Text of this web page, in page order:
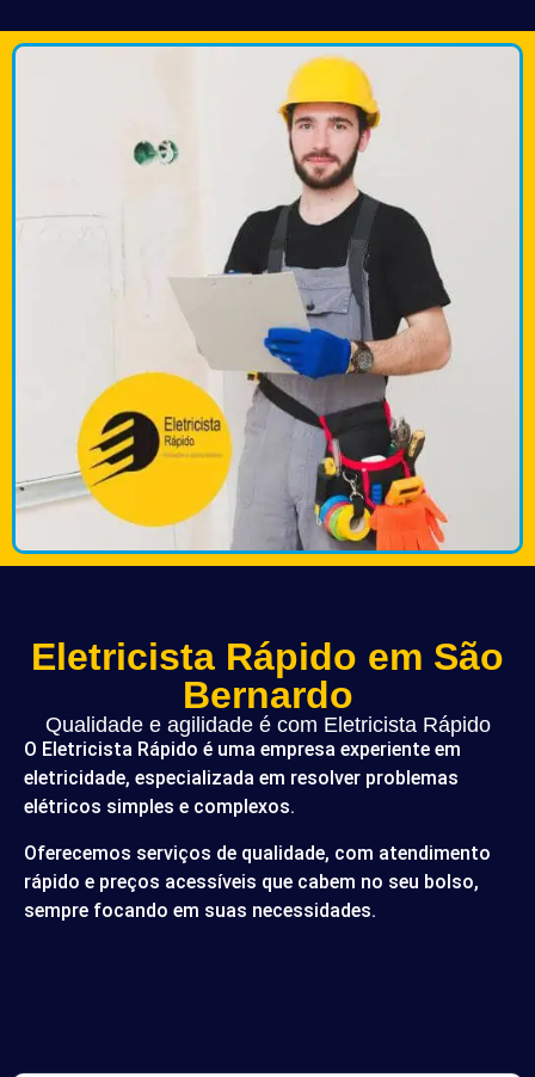
Eletricista Rápido em São
Bernardo
Qualidade e agilidade é com Eletricista Rápido
O Eletricista Rápido é uma empresa experiente em
eletricidade, especializada em resolver problemas
elétricos simples e complexos.
Oferecemos serviços de qualidade, com atendimento
rápido e preços acessíveis que cabem no seu bolso,
sempre focando em suas necessidades.